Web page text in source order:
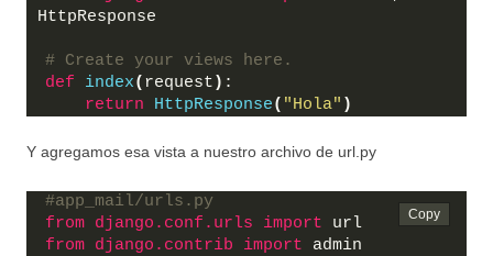
HttpResponse
# Create your views here.
def
index( request ) :
return
HttpResponse( "Hola" )
Y agregamos esa vista a nuestro archivo de url.py
#app_mail/urls.py
from django.conf.urls import url
from django.contrib import admin